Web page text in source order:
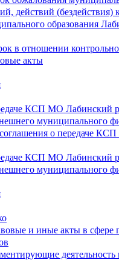
действий (бездействия)
образования
в отношении
акты
КСП МО Лабинский
муниципального
о передаче
КСП МО Лабинский
муниципального
и иные акты в сфере
деятельность